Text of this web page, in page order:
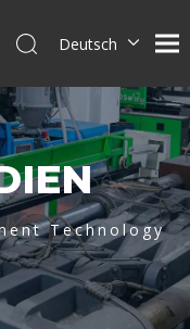
Deutsch
العربية
Français
Pусский
Español
Português
Italiano
Technology